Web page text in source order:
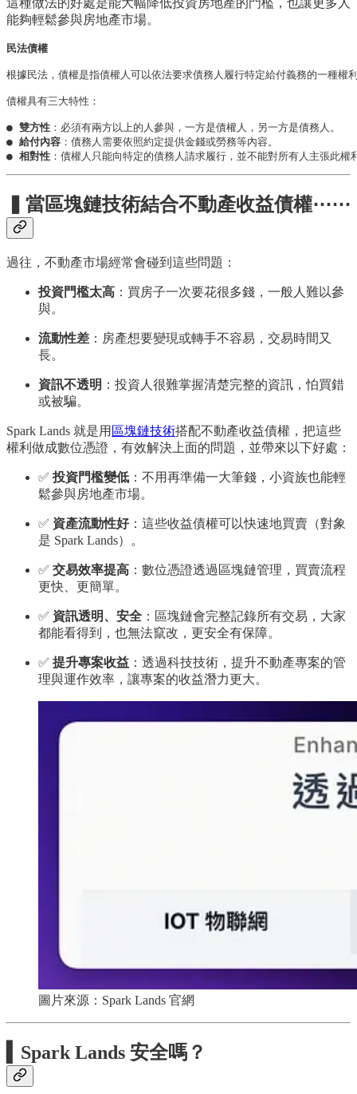
這種做法的好處是能大幅降低投資房地產的門檻，也讓更多人
能夠輕鬆參與房地產市場。
民法債權
根據民法，債權是指債權人可以依法要求債務人履行特定給付義務的一種
債權具有三大特性：
● 雙方性 ：必須有兩方以上的人參與，一方是債權人，另一方是債務人。
● 給付內容 ：債務人需要依照約定提供金錢或勞務等內容。
● 相對性 ：債權人只能向特定的債務人請求履行，並不能對所有人主張此權
當區塊鏈技術結合不動產收益債權⋯⋯
過往，不動產市場經常會碰到這些問題：
投資門檻太高 ：買房子一次要花很多錢，一般人難以參
與。
流動性差 ：房產想要變現或轉手不容易，交易時間又
長。
資訊不透明 ：投資人很難掌握清楚完整的資訊，怕買錯
或被騙。
Spark Lands 就是用 區塊鏈技術搭配不動產收益債權，把這些
權利做成數位憑證，有效解決上面的問題，並帶來以下好處：
✅ 投資門檻變低 ：不用再準備一大筆錢，小資族也能輕
鬆參與房地產市場。
✅ 資產流動性好：這些收益債權可以快速地買賣（對象
是 Spark Lands）。
✅ 交易效率提高 ：數位憑證透過區塊鏈管理，買賣流程
更快、更簡單。
✅ 資訊透明、安全 ：區塊鏈會完整記錄所有交易，大家
都能看得到，也無法竄改，更安全有保障。
✅ 提升專案收益 ：透過科技技術，提升不動產專案的管
理與運作效率，讓專案的收益潛力更大。
圖片來源：Spark Lands 官網
Spark Lands 安全嗎？